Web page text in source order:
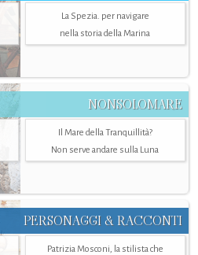
La Spezia. per navigare
nella storia della Marina
NONSOLOMARE
Il Mare della Tranquillità?
Non serve andare sulla Luna
PERSONAGGI & RACCONTI
Patrizia Mosconi, la stilista che